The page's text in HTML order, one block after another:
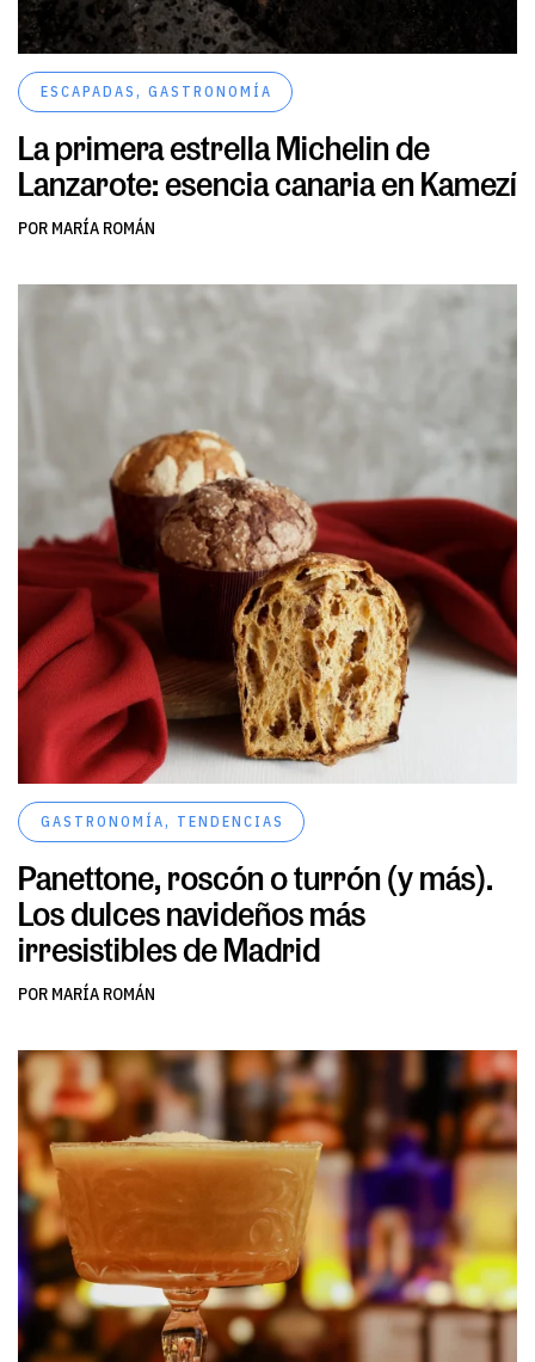
ESCAPADAS , GASTRONOMÍA
La primera estrella Michelin de
Lanzarote: esencia canaria en Kamezí
POR MARÍA ROMÁN
GASTRONOMÍA, TENDENCIAS
Panettone, roscón o turrón (y más).
Los dulces navideños más
irresistibles de Madrid
POR MARÍA ROMÁN